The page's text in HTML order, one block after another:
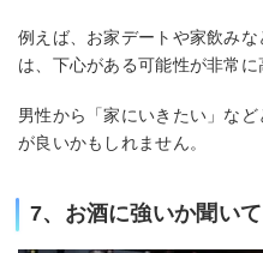
例えば、お家デートや家飲み
は、下心がある可能性が非常に
男性から「家にいきたい」な
が良いかもしれません。
7、お酒に強いか聞い